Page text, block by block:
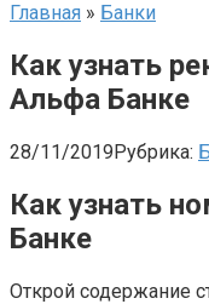
Главная » Банки
Как узнать
Альфа Банке
28/11/2019Рубрика:
Как узнать
Банке
Открой содержание